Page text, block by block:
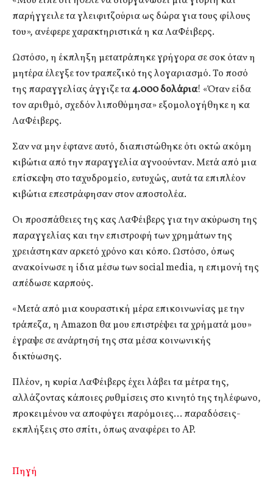
παρήγγειλε τα γλειφιτζούρια ως δώρα για τους φίλους
του», ανέφερε χαρακτηριστικά η κα ΛαΦέιβερς.
Ωστόσο, η έκπληξη μετατράπηκε γρήγορα σε σοκ όταν η
μητέρα έλεγξε τον τραπεζικό της λογαριασμό. Το ποσό
της παραγγελίας άγγιζε τα4.000 δολάρια! «Όταν είδα
τον αριθμό, σχεδόν λιποθύμησα» εξομολογήθηκε η κα
ΛαΦέιβερς.
Σαν να μην έφτανε αυτό, διαπιστώθηκε ότι οκτώ ακόμη
κιβώτια από την παραγγελία αγνοούνταν. Μετά από μια
επίσκεψη στο ταχυδρομείο, ευτυχώς, αυτά τα επιπλέον
κιβώτια επεστράφησαν στον αποστολέα.
Οι προσπάθειες της κας ΛαΦέιβερς για την ακύρωση της
παραγγελίας και την επιστροφή των χρημάτων της
χρειάστηκαν αρκετό χρόνο και κόπο. Ωστόσο, όπως
ανακοίνωσε η ίδια μέσω των social media, η επιμονή της
απέδωσε καρπούς.
«Μετά από μια κουραστική μέρα επικοινωνίας με την
τράπεζα, η Amazon θα μου επιστρέψει τα χρήματά μου»
έγραψε σε ανάρτησή της στα μέσα κοινωνικής
δικτύωσης.
Πλέον, η κυρία ΛαΦέιβερς έχει λάβει τα μέτρα της,
αλλάζοντας κάποιες ρυθμίσεις στο κινητό της τηλέφωνο,
προκειμένου να αποφύγει παρόμοιες… παραδόσεις-
εκπλήξεις στο σπίτι, όπως αναφέρει το AP.
Πηγή